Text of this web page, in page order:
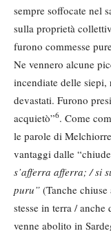
sempre soffocate nel
sulla proprietà
furono commesse
Ne vennero alcune
incendiate delle siepi,
devastati. Furono
acquietò”6. Come
le parole di
vantaggi dalle
s’afferra afferra; / si
puru” (Tanche
stesse in terra /
venne abolito in